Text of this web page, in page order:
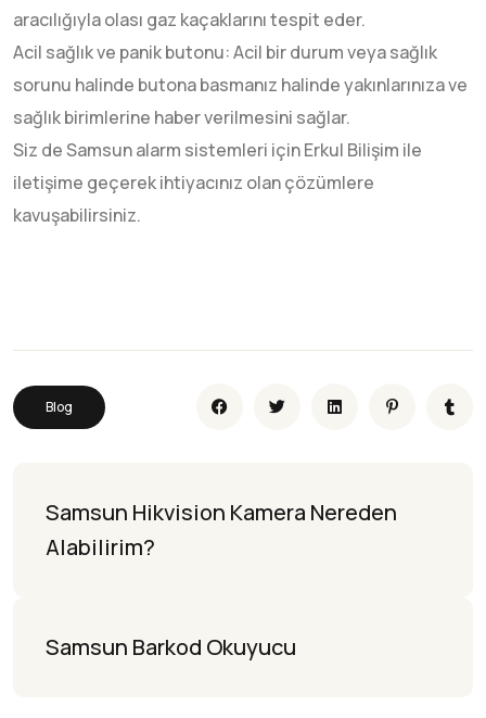
aracılığıyla olası gaz kaçaklarını tespit eder.
Acil sağlık ve panik butonu: Acil bir durum veya sağlık
sorunu halinde butona basmanız halinde yakınlarınıza ve
sağlık birimlerine haber verilmesini sağlar.
Siz de Samsun alarm sistemleri için Erkul Bilişim ile
iletişime geçerek ihtiyacınız olan çözümlere
kavuşabilirsiniz.
Blog
Samsun Hikvision Kamera Nereden
Alabilirim?
Samsun Barkod Okuyucu